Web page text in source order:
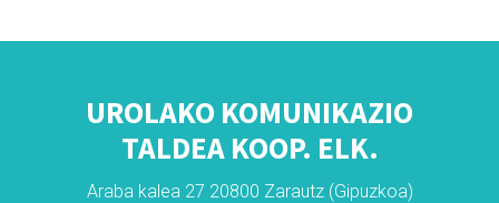
UROLAKO KOMUNIKAZIO
TALDEA KOOP. ELK.
Araba kalea 27 20800 Zarautz (Gipuzkoa)